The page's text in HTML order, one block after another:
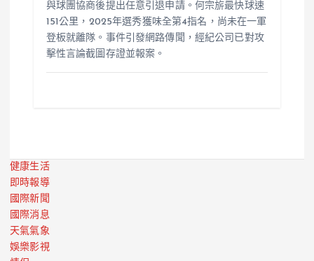
與球團協商後提出任意引退申請。何宗旂最快球速
151公里，2025年選秀獲味全第4指名，尚未在一軍
登板就離隊。事件引發網路傳聞，經紀公司已對攻
擊性言論截圖存證並報案。
健康生活
即時報導
國際新聞
國際消息
天氣氣象
娛樂影視